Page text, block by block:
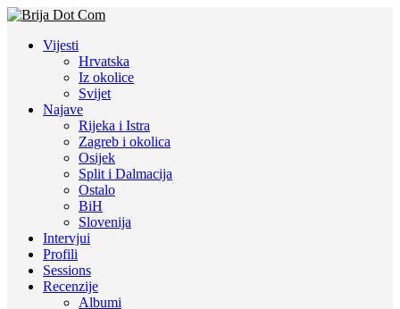
Vijesti
Hrvatska
Iz okolice
Svijet
Najave
Rijeka i Istra
Zagreb i okolica
Osijek
Split i Dalmacija
Ostalo
BiH
Slovenija
Intervjui
Profili
Sessions
Recenzije
Albumi